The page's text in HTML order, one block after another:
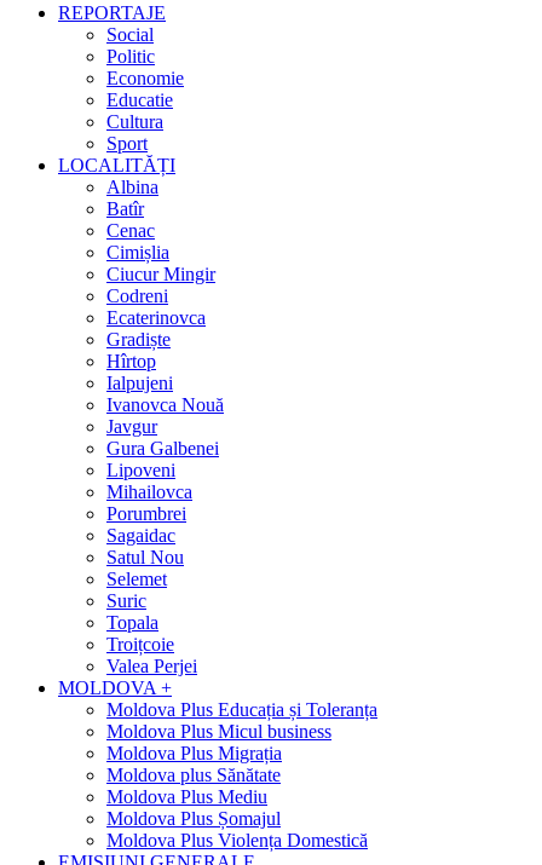
REPORTAJE
Social
Politic
Economie
Educatie
Cultura
Sport
LOCALITĂȚI
Albina
Batîr
Cenac
Cimișlia
Ciucur Mingir
Codreni
Ecaterinovca
Gradiște
Hîrtop
Ialpujeni
Ivanovca Nouă
Javgur
Gura Galbenei
Lipoveni
Mihailovca
Porumbrei
Sagaidac
Satul Nou
Selemet
Suric
Topala
Troițcoie
Valea Perjei
MOLDOVA +
Moldova Plus Educația și Toleranța
Moldova Plus Micul business
Moldova Plus Migrația
Moldova plus Sănătate
Moldova Plus Mediu
Moldova Plus Șomajul
Moldova Plus Violența Domestică